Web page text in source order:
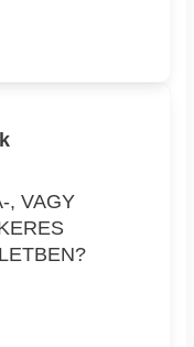
, VAGY